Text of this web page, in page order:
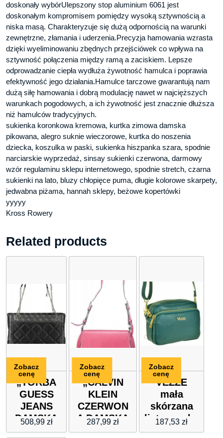
doskonały wybórUlepszony stop aluminium 6061 jest
doskonałym kompromisem pomiędzy wysoką sztywnością a
niska masą. Charakteryzuje się dużą odpornością na warunki
zewnętrzne, złamania i uderzenia.Precyzja hamowania wzrasta
dzięki wyeliminowaniu zbędnych przejściówek co wpływa na
sztywność połączenia między ramą a zaciskiem. Lepsze
odprowadzanie ciepła wydłuża żywotność hamulca i poprawia
efektywność jego działania.Hamulce tarczowe gwarantują nam
dużą siłę hamowania i dobrą modulację nawet w najcięższych
warunkach pogodowych, a ich żywotność jest znacznie dłuższa
niż hamulców tradycyjnych.
sukienka koronkowa kremowa, kurtka zimowa damska
pikowana, alegro suknie wieczorowe, kurtka do noszenia
dziecka, koszulka w paski, sukienka hiszpanka szara, spodnie
narciarskie wyprzedaż, sinsay sukienki czerwona, darmowy
wzór regulaminu sklepu internetowego, spodnie stretch, czarna
sukienki na lato, bluzy chłopięce puma, długie kolorowe skarpety,
jedwabna piżama, hannah sklepy, beżowe kopertówki
yyyyy
Kross Rowery
Related products
„TORBA
GUESS
JEANS
DAMSKA
CZARNA”
508,99 zł
Zobacz
cenę
„CALVIN
KLEIN
CZERWON
A DAMSKA
TORBA NA
287,99 zł
Zobacz
cenę
VEZZE
mała
skórzana
listonoszka
zieleń
187,53 zł
Zobacz
cenę